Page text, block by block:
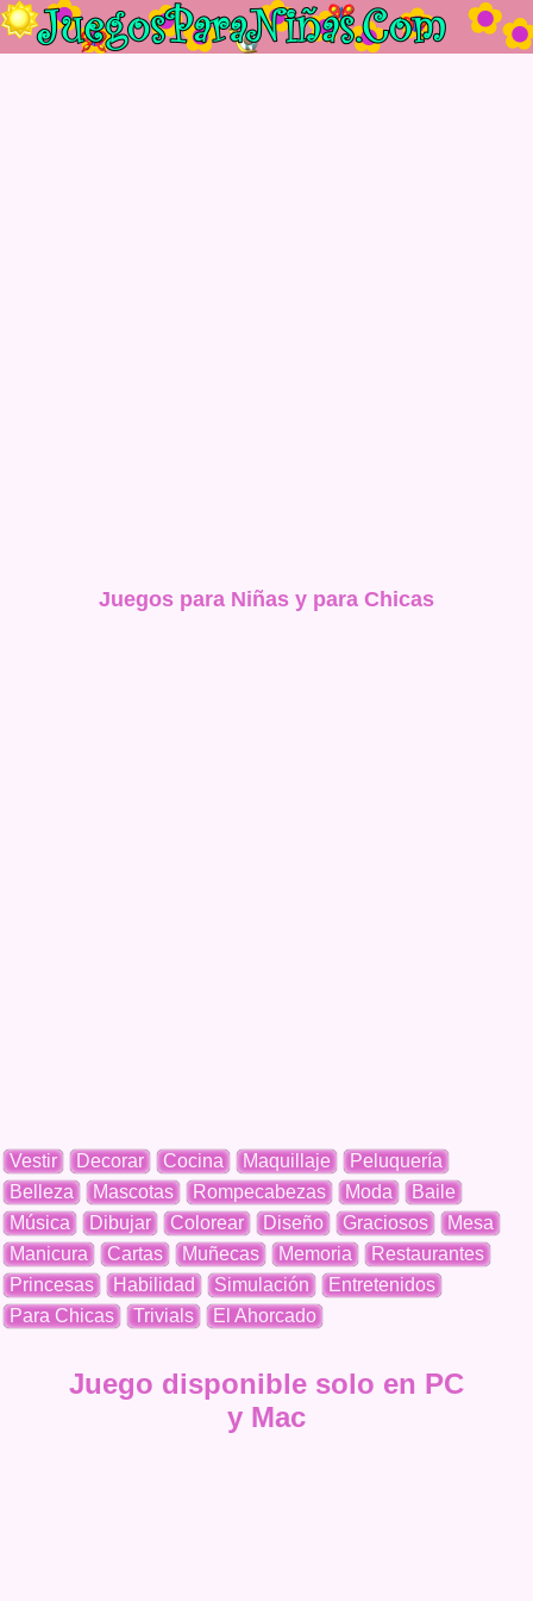
Juegos para Niñas y para Chicas
Vestir Decorar Cocina Maquillaje
Peluquería
Belleza
Mascotas Rompecabezas Moda
Baile
Música
Dibujar Colorear Diseño Graciosos
Mesa
Manicura
Cartas Muñecas Memoria
Restaurantes
Princesas
Habilidad Simulación
Entretenidos
Para Chicas
Trivials El Ahorcado
Juego disponible solo en PC
y Mac